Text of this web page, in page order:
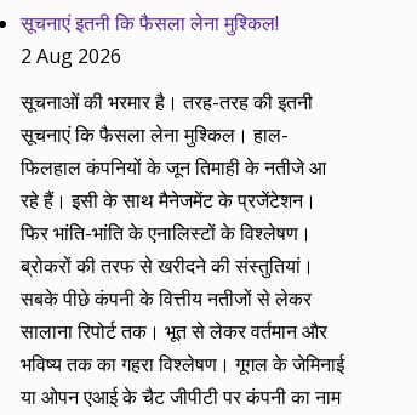
सूचनाएं इतनी कि फैसला लेना मुश्किल!
2 Aug 2026
सूचनाओं की भरमार है। तरह-तरह की इतनी
सूचनाएं कि फैसला लेना मुश्किल। हाल-
फिलहाल कंपनियों के जून तिमाही के नतीजे आ
रहे हैं। इसी के साथ मैनेजमेंट के प्रजेंटेशन।
फिर भांति-भांति के एनालिस्टों के विश्लेषण।
ब्रोकरों की तरफ से खरीदने की संस्तुतियां।
सबके पीछे कंपनी के वित्तीय नतीजों से लेकर
सालाना रिपोर्ट तक। भूत से लेकर वर्तमान और
भविष्य तक का गहरा विश्लेषण। गूगल के जेमिनाई
या ओपन एआई के चैट जीपीटी पर कंपनी का नाम